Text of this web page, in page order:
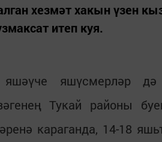
хезмәт хакын үзен
итеп куя.
яшәүче яшүсмерләр
Тукай районы
караганда, 14-18